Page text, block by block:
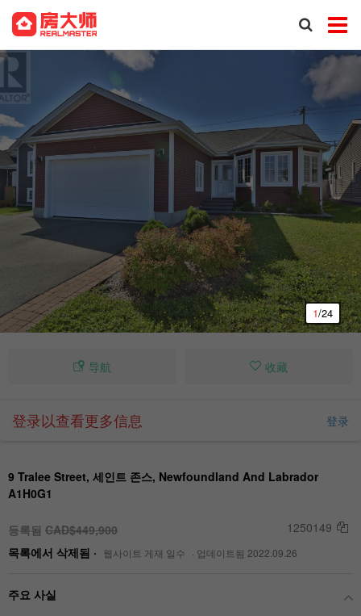
1/24
导航 收藏
登录以查看更多信息 登录